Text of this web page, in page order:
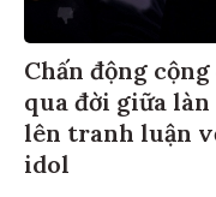
Chấn động
qua đời giữa làn
lên tranh luận
idol